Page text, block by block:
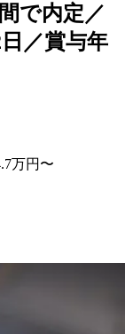
で内定／
／賞与年
万円〜